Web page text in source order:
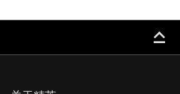
keyboard_capslock